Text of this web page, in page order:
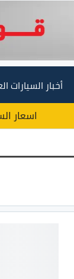
أخبار السيارات
اسعار